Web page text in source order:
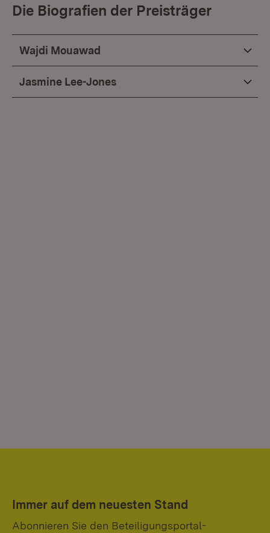
Die Biografien der Preisträger
Wajdi Mouawad
Jasmine Lee-Jones
Immer auf dem neuesten Stand
Abonnieren Sie den Beteiligungsportal-